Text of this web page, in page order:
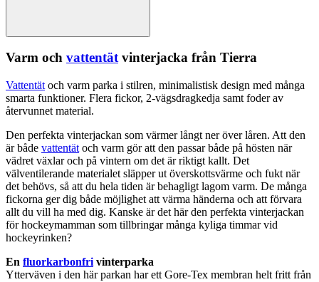
Varm och vattentätvinterjacka från Tierra
Vattentät och varm parka i stilren, minimalistisk design med många
smarta funktioner. Flera fickor, 2-vägsdragkedja samt foder av
återvunnet material.
Den perfekta vinterjackan som värmer långt ner över låren. Att den
är både vattentät och varm gör att den passar både på hösten när
vädret växlar och på vintern om det är riktigt kallt. Det
välventilerande materialet släpper ut överskottsvärme och fukt när
det behövs, så att du hela tiden är behagligt lagom varm. De många
fickorna ger dig både möjlighet att värma händerna och att förvara
allt du vill ha med dig. Kanske är det här den perfekta vinterjackan
för hockeymamman som tillbringar många kyliga timmar vid
hockeyrinken?
En fluorkarbonfri vinterparka
Ytterväven i den härparkan har ett Gore-Tex membran helt fritt från